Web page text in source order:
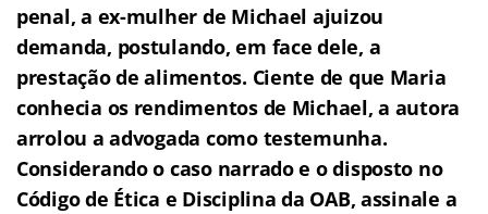
penal, a ex-mulher de Michael ajuizou
demanda, postulando, em face dele, a
prestação de alimentos. Ciente de que Maria
conhecia os rendimentos de Michael, a autora
arrolou a advogada como testemunha.
Considerando o caso narrado e o disposto no
Código de Ética e Disciplina da OAB, assinale a